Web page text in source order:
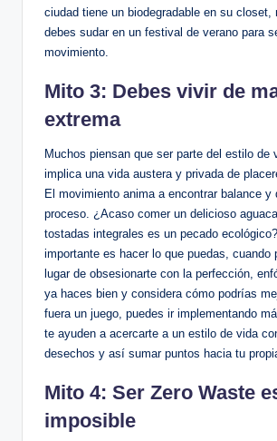
ciudad tiene un biodegradable en su closet,
debes sudar en un festival de verano para
movimiento.
Mito 3: Debes vivir de
extrema
Muchos piensan que ser parte del estilo de
implica una vida austera y privada de
El movimiento anima a encontrar balance y
proceso. ¿Acaso comer un delicioso
tostadas integrales es un pecado
importante es hacer lo que puedas, cuando
lugar de obsesionarte con la perfección,
ya haces bien y considera cómo podrías
fuera un juego, puedes ir implementando
te ayuden a acercarte a un estilo de vida
desechos y así sumar puntos hacia tu
Mito 4: Ser Zero Waste
imposible